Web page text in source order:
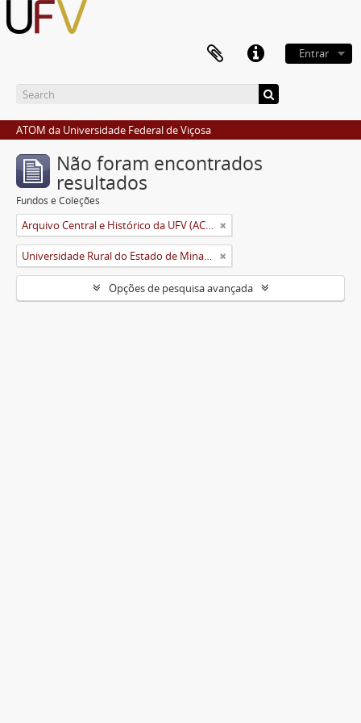
Entrar
ATOM da Universidade Federal de Viçosa
Não foram encontrados
resultados
Fundos e Coleções
Arquivo Central e Histórico da UFV (ACH-UFV)
Universidade Rural do Estado de Minas Gerais (Uremg)
Opções de pesquisa avançada